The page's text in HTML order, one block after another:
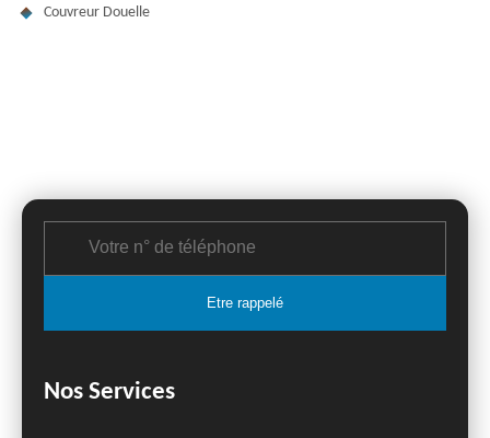
Couvreur Douelle
Nos Services